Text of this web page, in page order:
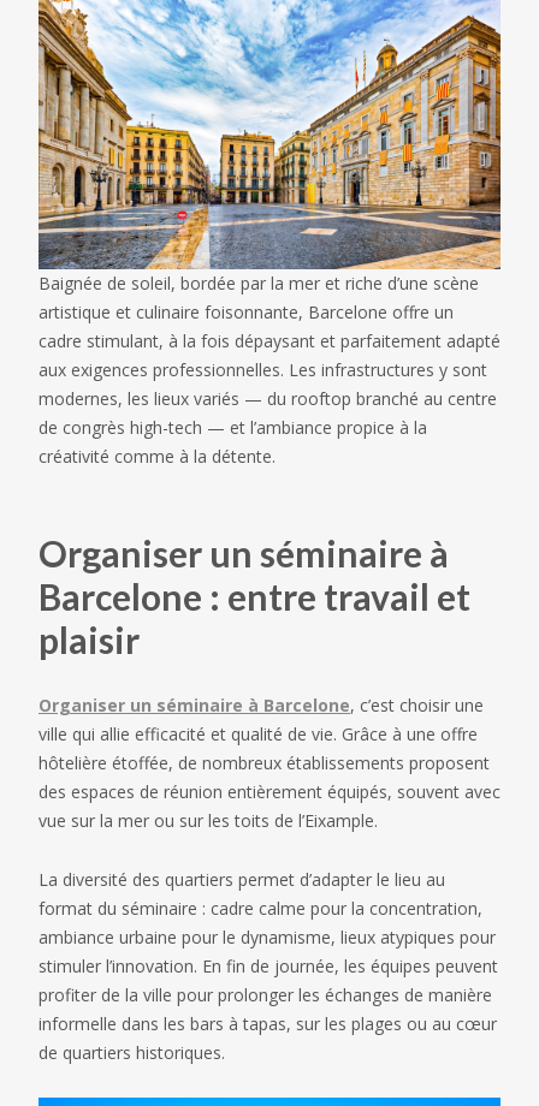
Baignée de soleil, bordée par la mer et riche d’une scène
artistique et culinaire foisonnante, Barcelone offre un
cadre stimulant, à la fois dépaysant et parfaitement adapté
aux exigences professionnelles. Les infrastructures y sont
modernes, les lieux variés — du rooftop branché au centre
de congrès high-tech — et l’ambiance propice à la
créativité comme à la détente.
Organiser un séminaire à
Barcelone : entre travail et
plaisir
Organiser un séminaire à Barcelone, c’est choisir une
ville qui allie efficacité et qualité de vie. Grâce à une offre
hôtelière étoffée, de nombreux établissements proposent
des espaces de réunion entièrement équipés, souvent avec
vue sur la mer ou sur les toits de l’Eixample.
La diversité des quartiers permet d’adapter le lieu au
format du séminaire : cadre calme pour la concentration,
ambiance urbaine pour le dynamisme, lieux atypiques pour
stimuler l’innovation. En fin de journée, les équipes peuvent
profiter de la ville pour prolonger les échanges de manière
informelle dans les bars à tapas, sur les plages ou au cœur
de quartiers historiques.